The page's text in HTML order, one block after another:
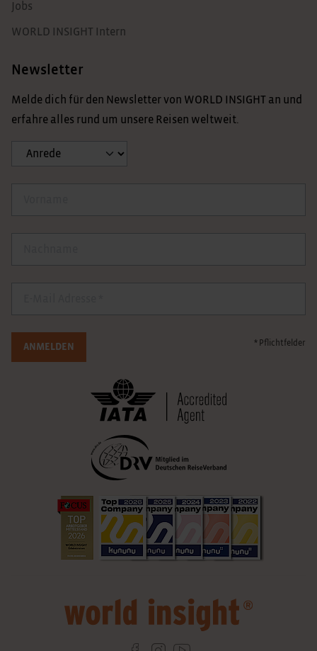
Jobs
WORLD INSIGHT Intern
Newsletter
Melde dich für den Newsletter von WORLD INSIGHT an und
erfahre alles rund um unsere Reisen weltweit.
Anrede
ANMELDEN * Pflichtfelder